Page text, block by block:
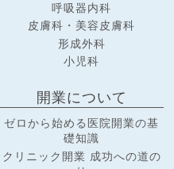
呼吸器内科
皮膚科・美容皮膚科
形成外科
小児科
開業について
ゼロから始める医院開業の基
礎知識
クリニック開業 成功への道の